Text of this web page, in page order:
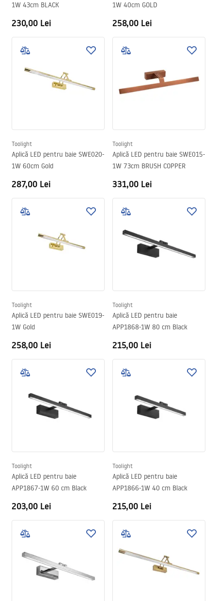
1W 43cm BLACK
230,00 Lei
1W 40cm GOLD
258,00 Lei
Toolight
Aplică LED pentru baie SWE020-
1W 60cm Gold
287,00 Lei
Toolight
Aplică LED pentru baie SWE015-
1W 73cm BRUSH COPPER
331,00 Lei
Toolight
Aplică LED pentru baie SWE019-
1W Gold
258,00 Lei
Toolight
Aplică LED pentru baie
APP1868-1W 80 cm Black
215,00 Lei
Toolight
Aplică LED pentru baie
APP1867-1W 60 cm Black
203,00 Lei
Toolight
Aplică LED pentru baie
APP1866-1W 40 cm Black
215,00 Lei